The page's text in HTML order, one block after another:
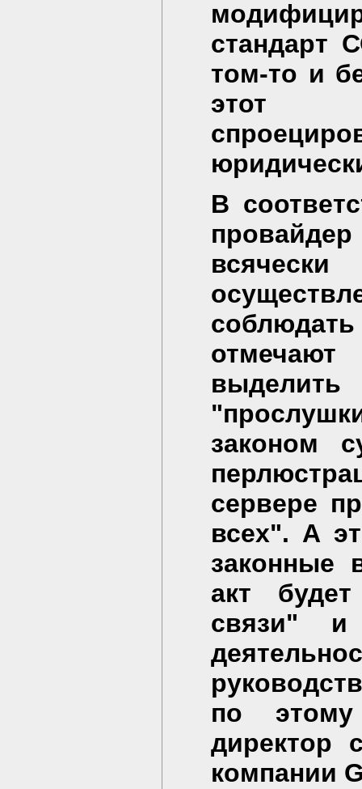
стандарт
том-то и
этот
В
законом
сервере
всех". А
законные
акт
связи" и
по
директор
компании